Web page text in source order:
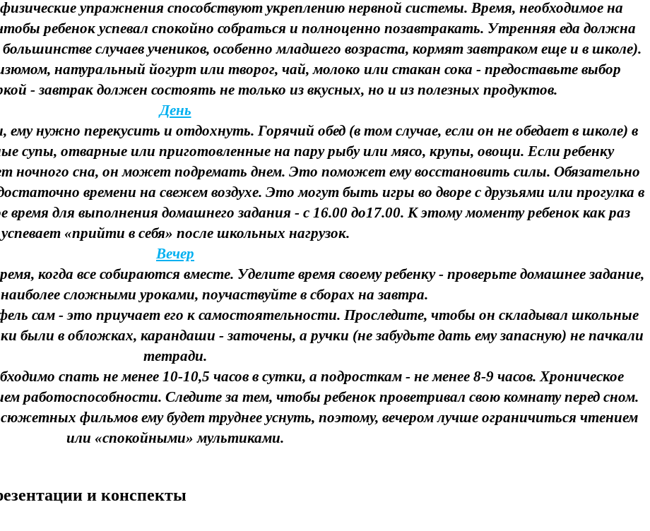
упражнения способствуют укреплению нервной системы. Время, необходимое на
ребенок успевал спокойно собраться и полноценно позавтракать. Утренняя еда должна
случаев учеников, особенно младшего возраста, кормят завтраком еще и в школе).
натуральный йогурт или творог, чай, молоко или стакан сока - предоставьте выбор
- завтрак должен состоять не только из вкусных, но и из полезных продуктов.
День
ему нужно перекусить и отдохнуть. Горячий обед (в том случае, если он не обедает в школе) в
супы, отварные или приготовленные на пару рыбу или мясо, крупы, овощи. Если ребенку
ночного сна, он может подремать днем. Это поможет ему восстановить силы. Обязательно
времени на свежем воздухе. Это могут быть игры во дворе с друзьями или прогулка в
для выполнения домашнего задания - с 16.00 до17.00. К этому моменту ребенок как раз
успевает «прийти в себя» после школьных нагрузок.
Вечер
когда все собираются вместе. Уделите время своему ребенку - проверьте домашнее задание,
сложными уроками, поучаствуйте в сборах на завтра.
сам - это приучает его к самостоятельности. Проследите, чтобы он складывал школьные
были в обложках, карандаши - заточены, а ручки (не забудьте дать ему запасную) не пачкали
тетради.
спать не менее 10-10,5 часов в сутки, а подросткам - не менее 8-9 часов. Хроническое
работоспособности. Следите за тем, чтобы ребенок проветривал свою комнату перед сном.
фильмов ему будет труднее уснуть, поэтому, вечером лучше ограничиться чтением
или «спокойными» мультиками.
и конспекты